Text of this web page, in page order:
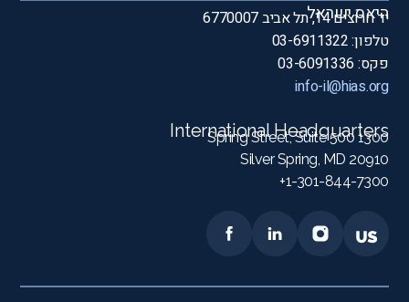
היאס ישראל
יד חרוצים 14, תל אביב 6770007
טלפון: 03-6911322
פקס: 03-6091336
info-il@hias.org
International Headquarters
1300 Spring Street, Suite 500
Silver Spring, MD 20910
1-301-844-7300+